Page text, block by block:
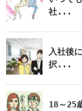
社...
入社後
択...
18～25